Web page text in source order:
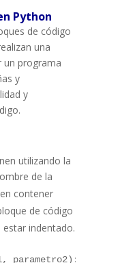
Python
de código
una
un programa
y
y
utilizando la
de la
contener
de código
indentado.
parametro2):